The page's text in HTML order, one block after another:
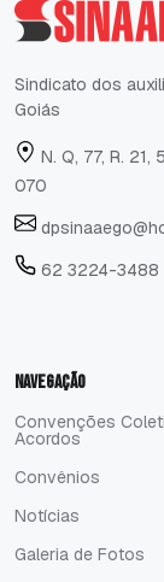
Sindicato dos
Goiás
N. Q, 77, R.
070
62 3224-3488
Navegação
Convenções
Acordos
Acordos
Convênios
Notícias
Galeria de Fotos